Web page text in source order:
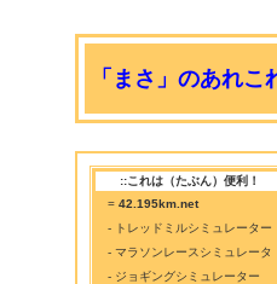
「まさ」のあれ
::これは（たぶん）便利！
= 42.195km.net
- トレッドミルシミュレーター
- マラソンレースシミュレータ
- ジョギングシミュレーター